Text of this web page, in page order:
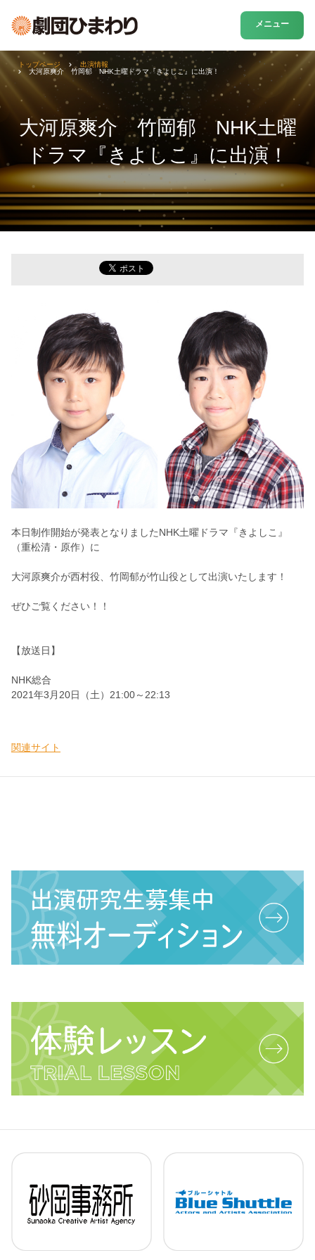
メニュー
大河原爽介 竹岡郁 NHK土曜
ドラマ『きよしこ』に出演！
トップページ
出演情報
大河原爽介 竹岡郁 NHK土曜ドラマ『きよしこ』に出演！
本日制作開始が発表となりましたNHK土曜ドラマ『きよしこ』
（重松清・原作）に
大河原爽介が西村役、竹岡郁が竹山役として出演いたします！
ぜひご覧ください！！
【放送日】
NHK総合
2021年3月20日（土）21:00～22:13
関連サイト